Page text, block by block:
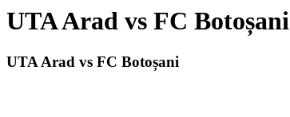
UTA Arad vs FC Botoșani
UTA Arad vs FC Botoșani